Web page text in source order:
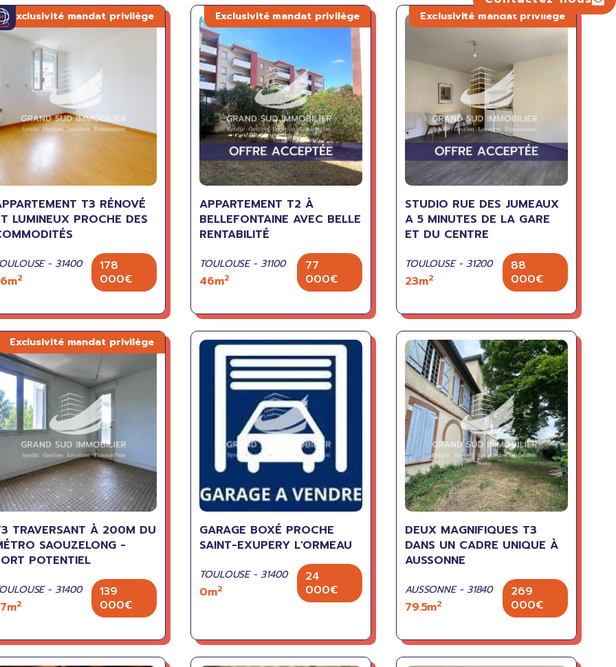
T3 RÉNOVÉ
LUMINEUX PROCHE DES
- 31400
2
178
000€
APPARTEMENT T2 À
BELLEFONTAINE AVEC BELLE
RENTABILITÉ
TOULOUSE - 31100
46m2
77
000€
STUDIO RUE DES JUMEAUX
A 5 MINUTES DE LA GARE
ET DU CENTRE
TOULOUSE - 31200
23m2
88
000€
TRAVERSANT À 200M DU
SAOUZELONG -
POTENTIEL
- 31400
2
139
000€
GARAGE BOXÉ PROCHE
SAINT-EXUPERY L'ORMEAU
TOULOUSE - 31400
0m2
24
000€
DEUX MAGNIFIQUES T3
DANS UN CADRE UNIQUE À
AUSSONNE
AUSSONNE - 31840
79.5m2
269
000€